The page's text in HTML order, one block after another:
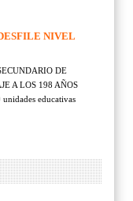
NIVEL
DE
A LOS 198 AÑOS
educativas